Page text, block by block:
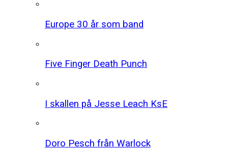
Europe 30 år som band
Five Finger Death Punch
I skallen på Jesse Leach KsE
Doro Pesch från Warlock